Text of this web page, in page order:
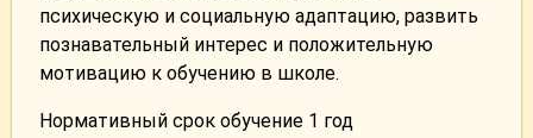
психическую и социальную адаптацию, развить
познавательный интерес и положительную
мотивацию к обучению в школе.
Нормативный срок обучение 1 год